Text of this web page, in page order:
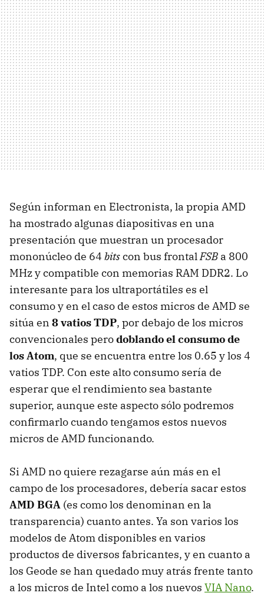
Según informan en Electronista, la propia AMD
ha mostrado algunas diapositivas en una
presentación que muestran un procesador
mononúcleo de 64 bitscon bus frontalFSB a 800
MHz y compatible con memorias RAM DDR2. Lo
interesante para los ultraportátiles es el
consumo y en el caso de estos micros de AMD se
sitúa en 8 vatios TDP, por debajo de los micros
convencionales perodoblando el consumo de
los Atom, que se encuentra entre los 0.65 y los 4
vatios TDP. Con este alto consumo sería de
esperar que el rendimiento sea bastante
superior, aunque este aspecto sólo podremos
confirmarlo cuando tengamos estos nuevos
micros de AMD funcionando.
Si AMD no quiere rezagarse aún más en el
campo de los procesadores, debería sacar estos
AMD BGA (es como los denominan en la
transparencia) cuanto antes. Ya son varios los
modelos de Atom disponibles en varios
productos de diversos fabricantes, y en cuanto a
los Geode se han quedado muy atrás frente tanto
a los micros de Intel como a los nuevos VIA Nano.